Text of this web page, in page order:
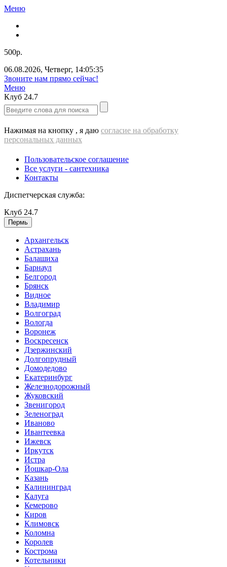
Меню
500р.
06.08.2026, Четверг, 14:05:35
Звоните нам прямо сейчас!
Меню
Клуб 24.7
Нажимая на кнопку , я даю согласие на обработку
персональных данных
Пользовательское соглашение
Все услуги - cантехника
Контакты
Диспетчерская служба:
Клуб 24.7
Пермь
Архангельск
Астрахань
Балашиха
Барнаул
Белгород
Брянск
Видное
Владимир
Волгоград
Вологда
Воронеж
Воскресенск
Дзержинский
Долгопрудный
Домодедово
Екатеринбург
Железнодорожный
Жуковский
Звенигород
Зеленоград
Иваново
Ивантеевка
Ижевск
Иркутск
Истра
Йошкар-Ола
Казань
Калининград
Калуга
Кемерово
Киров
Климовск
Коломна
Королев
Кострома
Котельники